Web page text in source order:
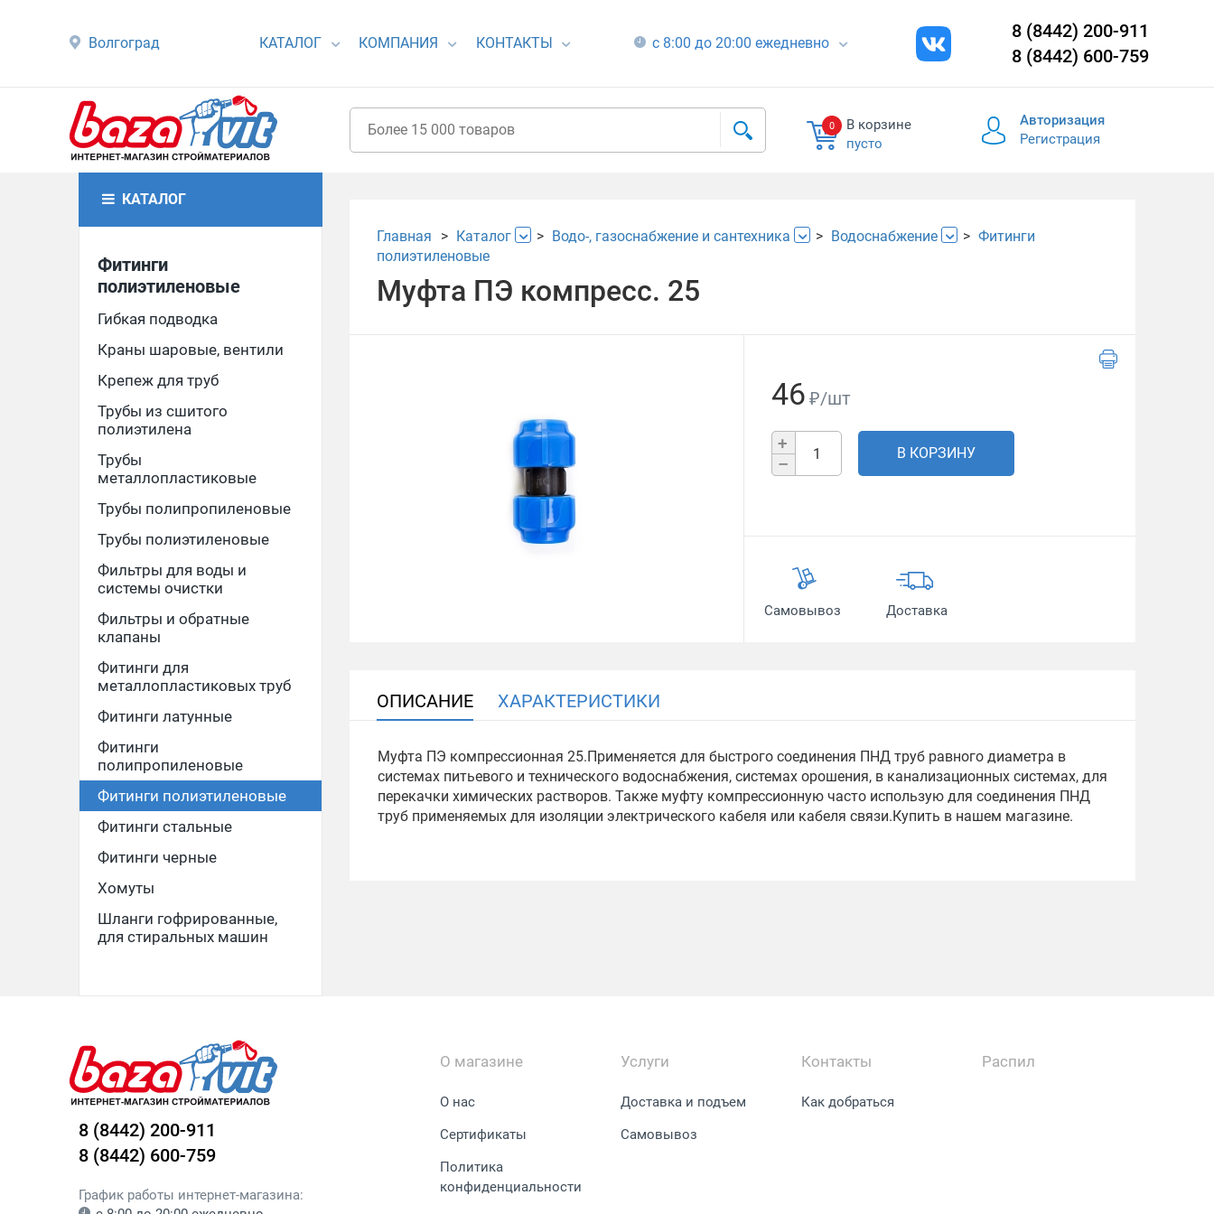
Волгоград КАТАЛОГ КОМПАНИЯ КОНТАКТЫ с 8:00 до 20:00 ежедневно
8 (8442) 200-911
8 (8442) 600-759
0
В корзине
пусто
Авторизация
Регистрация
КАТАЛОГ
Фитинги
полиэтиленовые
Гибкая подводка
Краны шаровые, вентили
Крепеж для труб
Трубы из сшитого
полиэтилена
Трубы
металлопластиковые
Трубы полипропиленовые
Трубы полиэтиленовые
Фильтры для воды и
системы очистки
Фильтры и обратные
клапаны
Фитинги для
металлопластиковых труб
Фитинги латунные
Фитинги
полипропиленовые
Фитинги полиэтиленовые
Фитинги стальные
Фитинги черные
Хомуты
Шланги гофрированные,
для стиральных машин
Главная Каталог Водо-, газоснабжение и сантехника Водоснабжение
Фитинги
полиэтиленовые
Муфта ПЭ компресс. 25
46 ₽/шт
+
–
В КОРЗИНУ
Самовывоз Доставка
ОПИСАНИЕ ХАРАКТЕРИСТИКИ
Муфта ПЭ компрессионная 25.Применяется для быстрого соединения ПНД труб равного диаметра в
системах питьевого и технического водоснабжения, системах орошения, в канализационных системах, для
перекачки химических растворов. Также муфту компрессионную часто использую для соединения ПНД
труб применяемых для изоляции электрического кабеля или кабеля связи.Купить в нашем магазине.
8 (8442) 200-911
8 (8442) 600-759
График работы интернет-магазина:
О магазине
О нас
Сертификаты
Политика
конфиденциальности
Услуги
Доставка и подъем
Самовывоз
Контакты
Как добраться
Распил